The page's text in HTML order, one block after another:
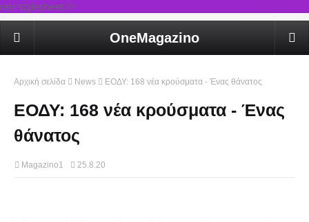
rel='stylesheet'/>
OneMagazino
Αρχική σελίδα News ΕΟΔΥ: 168 νέα κρούσματα - Ένας θάνατος
ΕΟΔΥ: 168 νέα κρούσματα - Ένας
θάνατος
Magazino1 25.8.20